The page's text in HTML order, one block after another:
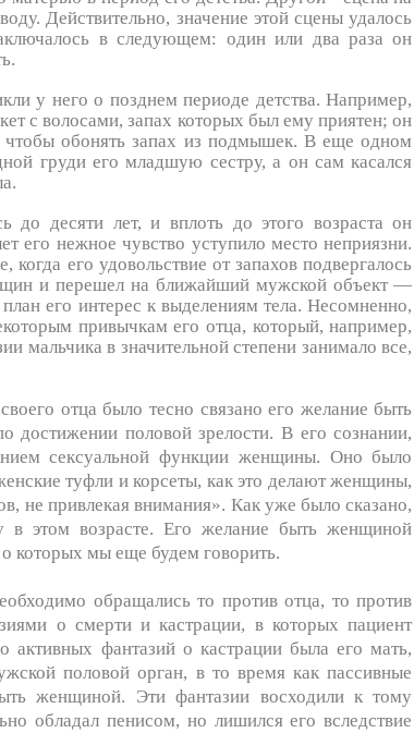
Действительно, значение этой сцены удалось
в следующем: один или два раза он
у него о позднем периоде детства. Например,
с волосами, запах которых был ему приятен; он
обонять запах из подмышек. В еще одном
груди его младшую сестру, а он сам касался
до десяти лет, и вплоть до этого возраста он
его нежное чувство уступило место неприязни.
его удовольствие от запахов подвергалось
и перешел на ближайший мужской объект —
его интерес к выделениям тела. Несомненно,
привычкам его отца, который, например,
мальчика в значительной степени занимало все,
отца было тесно связано его желание быть
достижении половой зрелости. В его сознании,
сексуальной функции женщины. Оно было
туфли и корсеты, как это делают женщины,
не привлекая внимания». Как уже было сказано,
в этом возрасте. Его желание быть женщиной
которых мы еще будем говорить.
обращались то против отца, то против
о смерти и кастрации, в которых пациент
фантазий о кастрации была его мать,
половой орган, в то время как пассивные
женщиной. Эти фантазии восходили к тому
обладал пенисом, но лишился его вследствие